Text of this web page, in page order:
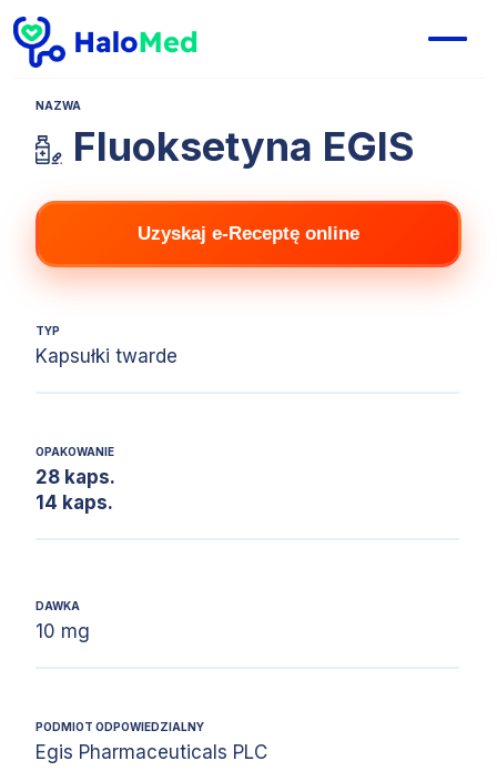
NAZWA
Fluoksetyna EGIS
Uzyskaj e-Receptę online
TYP
Kapsułki twarde
OPAKOWANIE
28 kaps.
14 kaps.
DAWKA
10 mg
PODMIOT ODPOWIEDZIALNY
Egis Pharmaceuticals PLC